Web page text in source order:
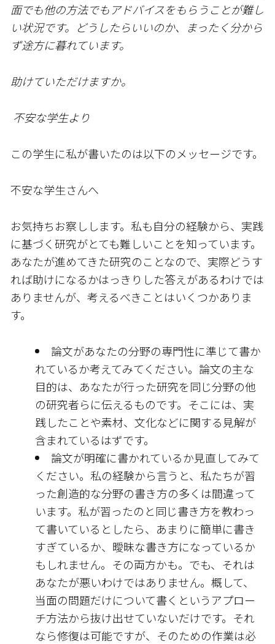
面でも他の方法でもアドバイスをもらうことが難し
い状況です。どうしたらいいのか、まったく分から
ず途方に暮れています。
助けていただけますか。
不安な学生より
この学生に私が書いたのは以下のメッセージです。
不安な学生さんへ
お気持ちお察しします。私も自分の経験から、実践
に基づく研究がとても難しいことを知っています。
あなたが進めてきた研究のことなので、実際どうす
れば助けになるかはっきりした答えがあるわけでは
ありませんが、考えるべきことはいくつかありま
す。
論文があなたの分野の専門性に準じて書か
れているか考えてみてください。論文の主な
目的は、あなたが行った研究を同じ分野の他
の研究者らに伝えるものです。そこには、実
践したことや素材、文化などに関する見解が
含まれているはずです。
論文が明確に書かれているか見直してみて
ください。私の経験から言うと、私たちが習
った創造的な分野の書き方の多くは間違って
います。私が習ったのと同じ書き方を教わっ
て書いているとしたら、あまりに簡単に書き
すぎているか、曖昧な書き方になっているか
もしれません。その両方かも。でも、それは
あなたが悪いわけではありません。概して、
当面の問題だけについて書くというアプロー
チ方法から抜け出せていないだけです。それ
なら修復は可能ですが、そのための作業は必